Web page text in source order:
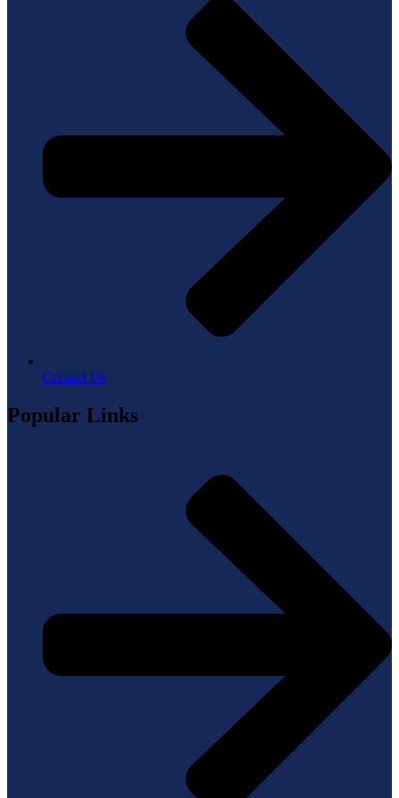
Contact Us
Popular Links